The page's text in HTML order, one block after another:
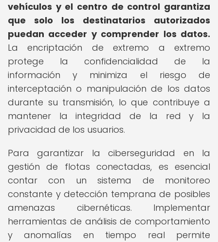
vehículos y el centro de control garantiza
que solo los destinatarios autorizados
puedan acceder y comprender los datos.
La encriptación de extremo a extremo
protege la confidencialidad de la
información y minimiza el riesgo de
interceptación o manipulación de los datos
durante su transmisión, lo que contribuye a
mantener la integridad de la red y la
privacidad de los usuarios.
Para garantizar la ciberseguridad en la
gestión de flotas conectadas, es esencial
contar con un sistema de monitoreo
constante y detección temprana de posibles
amenazas cibernéticas. Implementar
herramientas de análisis de comportamiento
y anomalías en tiempo real permite